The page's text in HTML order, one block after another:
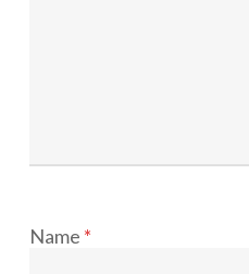
Name *